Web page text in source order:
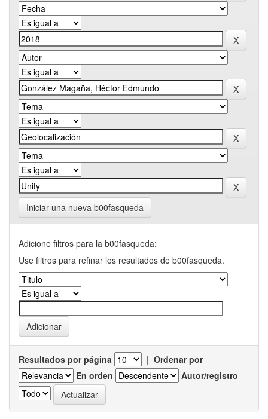
Iniciar una nueva b00fasqueda
Adicione filtros para la b00fasqueda:
Use filtros para refinar los resultados de b00fasqueda.
Resultados por página | Ordenar por
En orden
Autor/registro